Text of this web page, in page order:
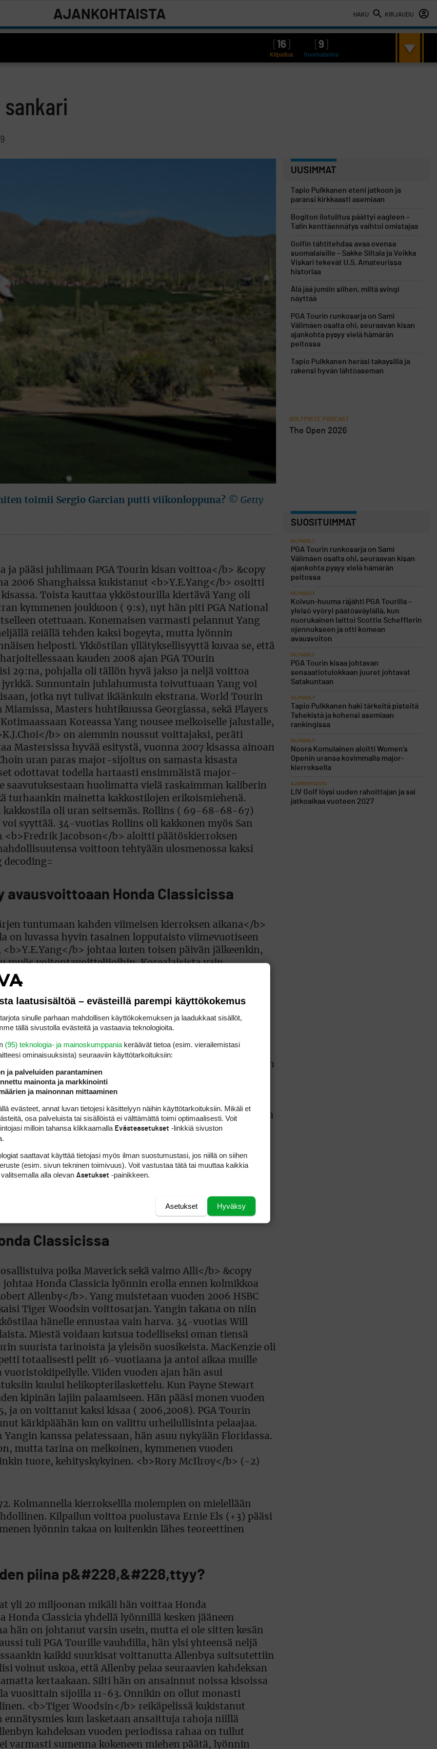
HAKU KIRJAUDU
AJANKOHTAISTA
16 9
Kilpailua Suomalaista
sankari
toimii Sergio Garcian putti viikonloppuna? © Getty
Honda Classicissa
hiipuneet liian kauas joukon taakse.Ernie Els(+3) pelasi
aikaa kierrokseen kului vain kolme tuntia. PGA Tourin
Classicissa
Kolmannella kierroksellla molempien on mielellään
Kilpailun voittoa puolustava Ernie Els (+3) pääsi
lyönnin takaa on kuitenkin lähes teoreettinen
piina p&#228,&#228,ttyy?
UUSIMMAT
Tapio Pulkkanen eteni jatkoon ja
paransi kirkkaasti asemiaan
Bogiton ilotulitus päättyi eagleen –
Talin kenttäennätys vaihtoi omistajaa
Golfin tähtitehdas avaa ovensa
suomalaisille – Sakke Siltala ja Veikka
Viskari tekevät U.S. Amateurissa
historiaa
Älä jää jumiin siihen, miltä svingi
näyttää
PGA Tourin runkosarja on Sami
Välimäen osalta ohi, seuraavan kisan
ajankohta pysyy vielä hämärän
peitossa
Tapio Pulkkanen heräsi takaysillä ja
rakensi hyvän lähtöaseman
GOLFPISTE PODCAST
The Open 2026
SUOSITUIMMAT
KILPAGOLF
PGA Tourin runkosarja on Sami
Välimäen osalta ohi, seuraavan kisan
ajankohta pysyy vielä hämärän
peitossa
KILPAGOLF
Koivun-huuma räjähti PGA Tourilla –
yleisö vyöryi päätösväylällä, kun
nuorukainen laittoi Scottie Schefflerin
ojennukseen ja otti komean
avausvoiton
KILPAGOLF
PGA Tourin kisaa johtavan
sensaatiotulokkaan juuret johtavat
Satakuntaan
KILPAGOLF
Tapio Pulkkanen haki tärkeitä pisteitä
Tshekistä ja kohensi asemiaan
rankingissa
KILPAGOLF
Noora Komulainen aloitti Women’s
Openin uransa kovimmalla major-
kierroksella
AJANKOHTAISTA
LIV Golf löysi uuden rahoittajan ja sai
jatkoaikaa vuoteen 2027
laatusisältöä – evästeillä parempi käyttökokemus
sinulle parhaan mahdollisen käyttökokemuksen ja laadukkaat sisällöt,
tällä sivustolla evästeitä ja vastaavia teknologioita.
(95) teknologia- ja mainoskumppania keräävät tietoa (esim. vierailemis­tasi
ominaisuuk­sista) seuraaviin käyttötarkoituksiin:
ja palveluiden parantaminen
mainonta ja markkinointi
ja mainonnan mittaaminen
evästeet, annat luvan tietojesi käsittelyyn näihin käyttötarkoituksiin. Mikäli et
osa palveluista tai sisällöistä ei välttämättä toimi optimaalisesti. Voit
milloin tahansa klikkaamalla Evästeasetukset -linkkiä sivuston
saattavat käyttää tietojasi myös ilman suostumustasi, jos niillä on siihen
(esim. sivun tekninen toimivuus). Voit vastustaa tätä tai muuttaa kaikkia
alla olevan Asetukset -painikkeen.
Hyväksy
Asetukset